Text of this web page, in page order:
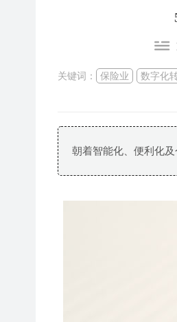
关键词： 保险业 数字化
朝着智能化、便利化及